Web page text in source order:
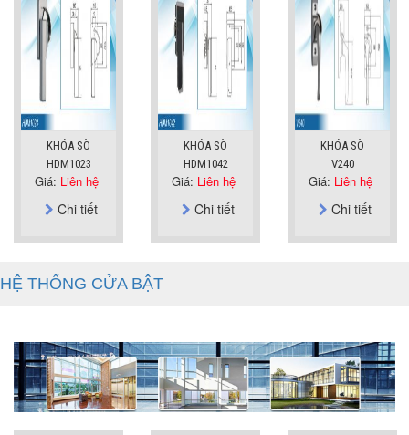
KHÓA SÒ
HDM1023
Giá: Liên hệ
Chi tiết
KHÓA SÒ
HDM1042
Giá: Liên hệ
Chi tiết
KHÓA SÒ
V240
Giá: Liên hệ
Chi tiết
HỆ THỐNG CỬA BẬT